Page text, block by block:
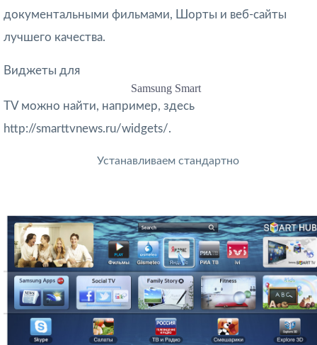
документальными фильмами, Шорты и веб-сайты
лучшего качества.
Виджеты для
Samsung Smart
TV можно найти, например, здесь
http://smarttvnews.ru/widgets/.
Устанавливаем стандартно